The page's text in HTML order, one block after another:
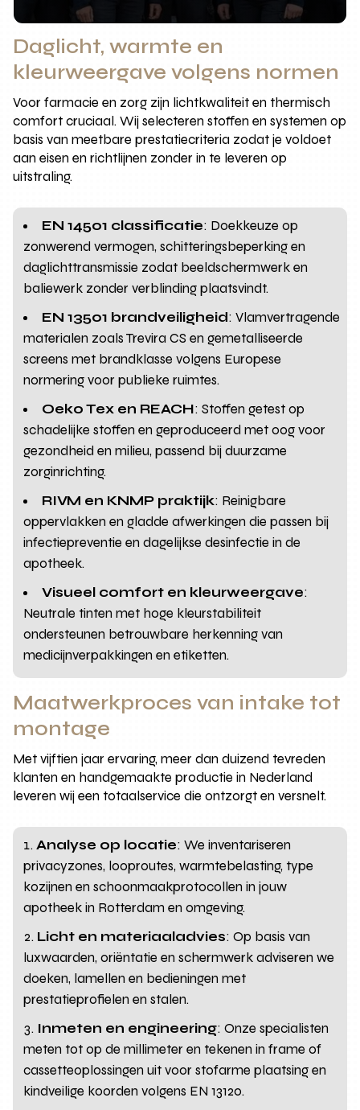
Daglicht, warmte en
kleurweergave volgens normen
Voor farmacie en zorg zijn lichtkwaliteit en thermisch
comfort cruciaal. Wij selecteren stoffen en systemen op
basis van meetbare prestatiecriteria zodat je voldoet
aan eisen en richtlijnen zonder in te leveren op
uitstraling.
EN 14501 classificatie: Doekkeuze op
zonwerend vermogen, schitteringsbeperking en
daglichttransmissie zodat beeldschermwerk en
baliewerk zonder verblinding plaatsvindt.
EN 13501 brandveiligheid: Vlamvertragende
materialen zoals Trevira CS en gemetalliseerde
screens met brandklasse volgens Europese
normering voor publieke ruimtes.
Oeko Tex en REACH: Stoffen getest op
schadelijke stoffen en geproduceerd met oog voor
gezondheid en milieu, passend bij duurzame
zorginrichting.
RIVM en KNMP praktijk: Reinigbare
oppervlakken en gladde afwerkingen die passen bij
infectiepreventie en dagelijkse desinfectie in de
apotheek.
Visueel comfort en kleurweergave:
Neutrale tinten met hoge kleurstabiliteit
ondersteunen betrouwbare herkenning van
medicijnverpakkingen en etiketten.
Maatwerkproces van intake tot
montage
Met vijftien jaar ervaring, meer dan duizend tevreden
klanten en handgemaakte productie in Nederland
leveren wij een totaalservice die ontzorgt en versnelt.
Analyse op locatie: We inventariseren
privacyzones, looproutes, warmtebelasting, type
kozijnen en schoonmaakprotocollen in jouw
apotheek in Rotterdam en omgeving.
Licht en materiaaladvies: Op basis van
luxwaarden, oriëntatie en schermwerk adviseren we
doeken, lamellen en bedieningen met
prestatieprofielen en stalen.
Inmeten en engineering: Onze specialisten
meten tot op de millimeter en tekenen in frame of
cassetteoplossingen uit voor stofarme plaatsing en
kindveilige koorden volgens EN 13120.